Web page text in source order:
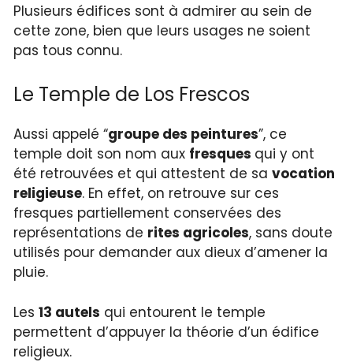
Plusieurs édifices sont à admirer au sein de
cette zone, bien que leurs usages ne soient
pas tous connu.
Le Temple de Los Frescos
Aussi appelé “groupe des peintures”, ce
temple doit son nom aux fresques qui y ont
été retrouvées et qui attestent de savocation
religieuse. En effet, on retrouve sur ces
fresques partiellement conservées des
représentations de rites agricoles, sans doute
utilisés pour demander aux dieux d’amener la
pluie.
Les13 autels qui entourent le temple
permettent d’appuyer la théorie d’un édifice
religieux.